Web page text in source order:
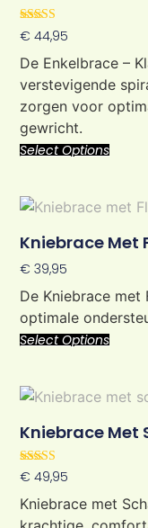
Rated
5.00
out of 5
€ 44,95
De Enkelbrace –
verstevigende
zorgen voor
gewricht.
Select Options
Kniebrace Met
€ 39,95
De Kniebrace met
optimale
Select Options
Kniebrace Met
Rated
5.00
out of 5
€ 49,95
Kniebrace met